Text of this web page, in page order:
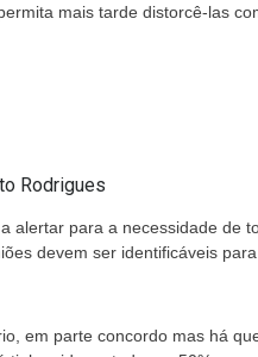
mais tarde distorcê-las
Rodrigues
alertar para a necessidade de
devem ser identificáveis
em parte concordo mas há